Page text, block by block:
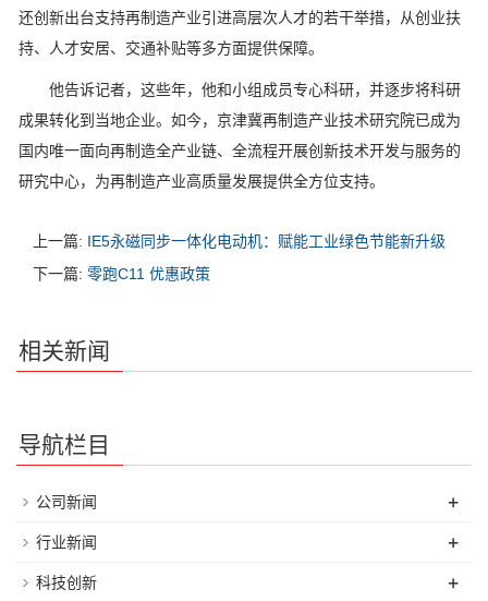
还创新出台支持再制造产业引进高层次人才的若干举措，从创业扶
持、人才安居、交通补贴等多方面提供保障。
他告诉记者，这些年，他和小组成员专心科研，并逐步将科研
成果转化到当地企业。如今，京津冀再制造产业技术研究院已成为
国内唯一面向再制造全产业链、全流程开展创新技术开发与服务的
研究中心，为再制造产业高质量发展提供全方位支持。
上一篇: IE5永磁同步一体化电动机：赋能工业绿色节能新升级
下一篇: 零跑C11 优惠政策
相关新闻
导航栏目
公司新闻 +
行业新闻 +
科技创新 +